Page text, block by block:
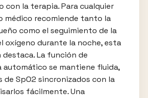
con la terapia. Para cualquier
médico recomiende tanto la
como el seguimiento de la
oxígeno durante la noche, esta
La función de
automático se mantiene fluida,
de SpO2 sincronizados con la
fácilmente. Una